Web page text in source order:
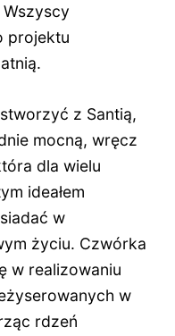
projektu
z Santią,
mocną, wręcz
dla wielu
ideałem
w
życiu. Czwórka
w realizowaniu
w
rdzeń